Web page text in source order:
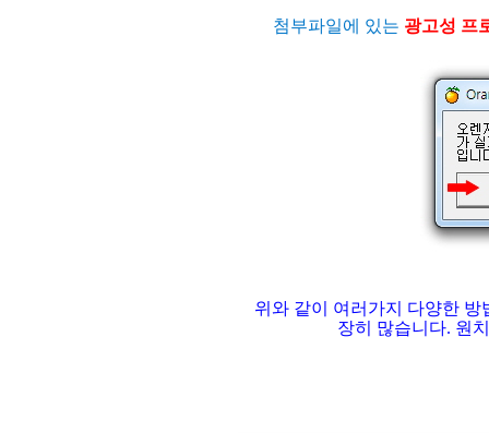
첨부파일에 있는 광고성 프
위와 같이 여러가지 다양한
장히 많습니다. 원